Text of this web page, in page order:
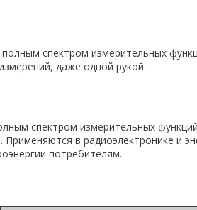
спектром измерительных
даже одной рукой.
спектром измерительных
в радиоэлектронике и
потребителям.